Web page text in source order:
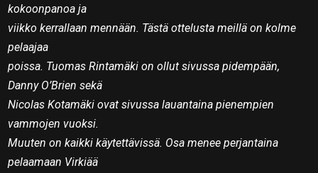
kokoonpanoa ja
viikko kerrallaan mennään. Tästä ottelusta meillä on kolme
pelaajaa
poissa. Tuomas Rintamäki on ollut sivussa pidempään,
Danny O’Brien sekä
Nicolas Kotamäki ovat sivussa lauantaina pienempien
vammojen vuoksi.
Muuten on kaikki käytettävissä. Osa menee perjantaina
pelaamaan Virkiää